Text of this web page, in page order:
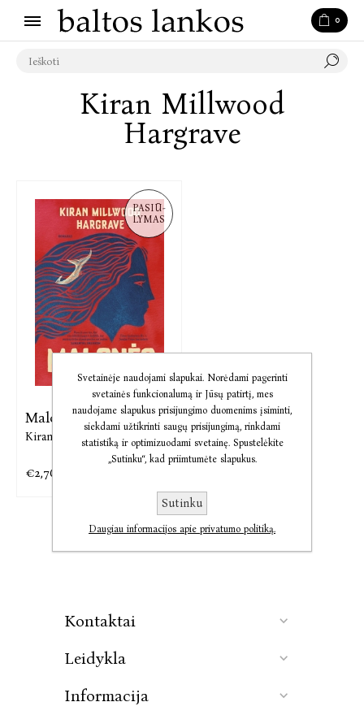
0
Kiran Millwood
Hargrave
PASIŪ-
LYMAS
Malonės
Kiran Millwood Hargrave
€2,76
Kontaktai
Leidykla
Informacija
Svetainėje naudojami slapukai. Norėdami pagerinti
svetainės funkcionalumą ir Jūsų patirtį, mes
naudojame slapukus prisijungimo duomenims įsiminti,
siekdami užtikrinti saugų prisijungimą, rinkdami
statistiką ir optimizuodami svetainę. Spustelėkite
„Sutinku“, kad priimtumėte slapukus.
Sutinku
Daugiau informacijos apie privatumo politiką.